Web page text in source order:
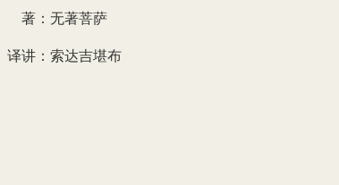
著：无著菩萨
译讲：索达吉堪布